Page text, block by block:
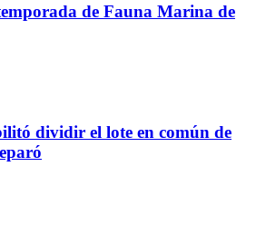
de Fauna Marina de
dividir el lote en común de